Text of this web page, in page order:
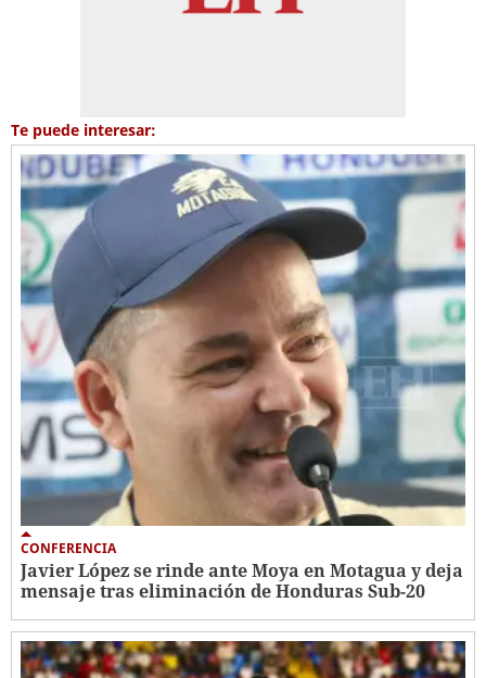
Te puede interesar:
CONFERENCIA
Javier López se rinde ante Moya en Motagua y deja
mensaje tras eliminación de Honduras Sub-20